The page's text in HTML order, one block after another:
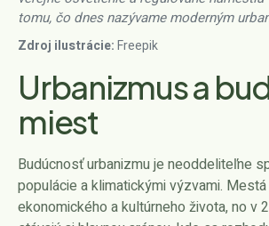
tomu, čo dnes nazývame moderným
Zdroj ilustrácie:Freepik
Urbanizmus a
miest
Budúcnosť urbanizmu je neoddeliteľne
populácie a klimatickými výzvami.
ekonomického a kultúrneho života, no v